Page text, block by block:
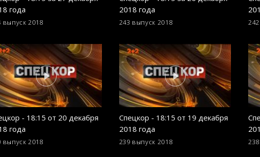
года
выпуск 2018
2018 года
243 выпуск 2018
- 18:15 от 20 декабря
года
выпуск 2018
Спецкор - 18:15 от 19 декабря
2018 года
239 выпуск 2018